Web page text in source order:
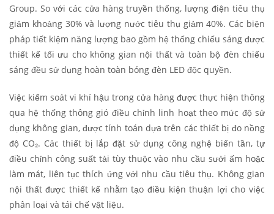
Group. So với các cửa hàng truyền thống, lượng điện tiêu thụ
giảm khoảng 30% và lượng nước tiêu thụ giảm 40%. Các biện
pháp tiết kiệm năng lượng bao gồm hệ thống chiếu sáng được
thiết kế tối ưu cho không gian nội thất và toàn bộ đèn chiếu
sáng đều sử dụng hoàn toàn bóng đèn LED độc quyền.
Việc kiểm soát vi khí hậu trong cửa hàng được thực hiện thông
qua hệ thống thông gió điều chỉnh linh hoạt theo mức độ sử
dụng không gian, được tính toán dựa trên các thiết bị đo nồng
độ CO₂. Các thiết bị lắp đặt sử dụng công nghệ biến tần, tự
điều chỉnh công suất tải tùy thuộc vào nhu cầu sưởi ấm hoặc
làm mát, liên tục thích ứng với nhu cầu tiêu thụ. Không gian
nội thất được thiết kế nhằm tạo điều kiện thuận lợi cho việc
phân loại và tái chế vật liệu.